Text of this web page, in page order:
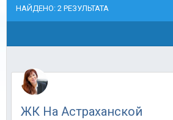
НАЙДЕНО: 2 РЕЗУЛЬТАТА
ЖК На Астраханской